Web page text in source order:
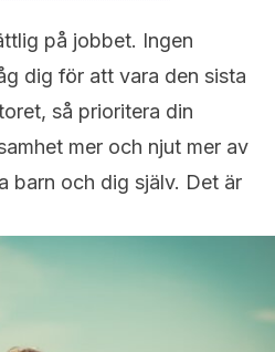
på jobbet. Ingen
dig för att vara den sista
så prioritera din
mer och njut mer av
barn och dig själv. Det är